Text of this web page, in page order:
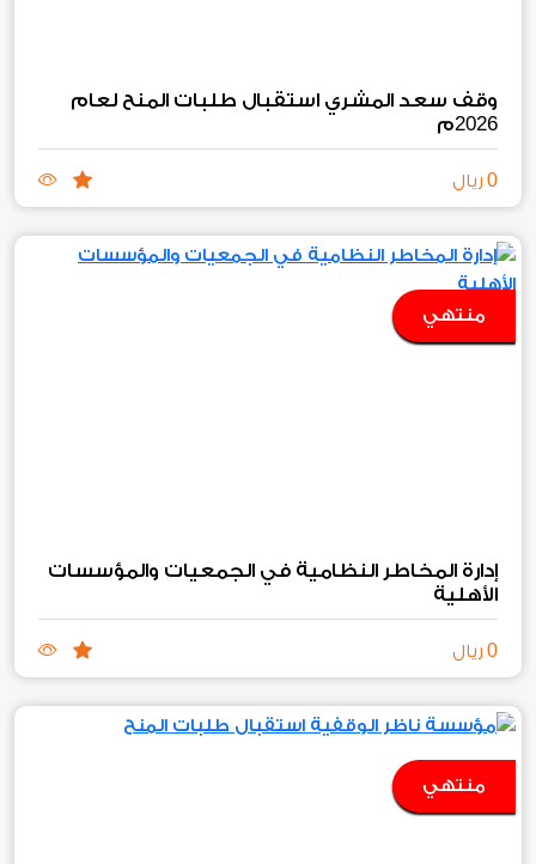
وقف سعد المشري استقبال طلبات المنح لعام
2026م
0 ريال
منتهي
إدارة المخاطر النظامية في الجمعيات والمؤسسات
الأهلية
0 ريال
منتهي